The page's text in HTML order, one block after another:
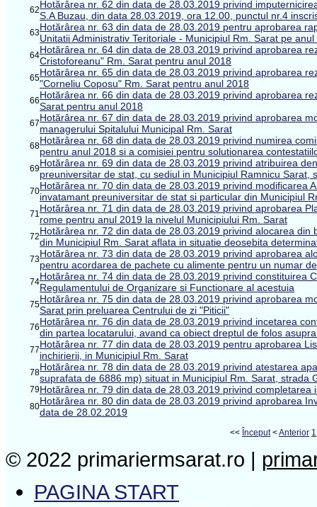
62Hotărârea nr. 62 din data de 28.03.2019 privind
S.A Buzau, din data 28.03.2019, ora 12.00, punctul nr.4
63Hotărârea nr. 63 din data de 28.03.2019 pentru aprobarea
Unitatii Administrativ Teritoriale - Municipiul Rm. Sarat pe anul
64Hotărârea nr. 64 din data de 28.03.2019 privind aprobarea
Cristoforeanu" Rm. Sarat pentru anul 2018
65Hotărârea nr. 65 din data de 28.03.2019 privind aprobarea
"Corneliu Coposu" Rm. Sarat pentru anul 2018
66Hotărârea nr. 66 din data de 28.03.2019 privind aprobarea
Sarat pentru anul 2018
67Hotărârea nr. 67 din data de 28.03.2019 privind aprobarea
managerului Spitalului Municipal Rm. Sarat
68Hotărârea nr. 68 din data de 28.03.2019 privind numirea
pentru anul 2018 si a comisiei pentru solutionarea
69Hotărârea nr. 69 din data de 28.03.2019 privind atribuirea
preuniversitar de stat, cu sediul in Municipiul Ramnicu Sarat,
70Hotărârea nr. 70 din data de 28.03.2019 privind modificarea
invatamant preuniversitar de stat si particular din Municipiul
71Hotărârea nr. 71 din data de 28.03.2019 privind aprobarea
rome pentru anul 2019 la nivelul Municipiului Rm. Sarat
72Hotărârea nr. 72 din data de 28.03.2019 privind alocarea
din Municipiul Rm. Sarat aflata in situatie deosebita
73Hotărârea nr. 73 din data de 28.03.2019 privind aprobarea
pentru acordarea de pachete cu alimente pentru un numar
74Hotărârea nr. 74 din data de 28.03.2019 privind constituirea
Regulamentului de Organizare si Functionare al acestuia
75Hotărârea nr. 75 din data de 28.03.2019 privind aprobarea
Sarat prin preluarea Centrului de zi "Piticii"
76Hotărârea nr. 76 din data de 28.03.2019 privind incetarea
din partea locatarului, avand ca obiect dreptul de folos
77Hotărârea nr. 77 din data de 28.03.2019 pentru aprobarea
inchirierii, in Municipiul Rm. Sarat
78Hotărârea nr. 78 din data de 28.03.2019 privind atestarea
suprafata de 6886 mp) situat in Municipiul Rm. Sarat, strada
79Hotărârea nr. 79 din data de 28.03.2019 privind
80Hotărârea nr. 80 din data de 28.03.2019 privind aprobarea
data de 28.02.2019
<< Început<Anterior 1
© 2022 primariermsarat.ro |
PAGINA START